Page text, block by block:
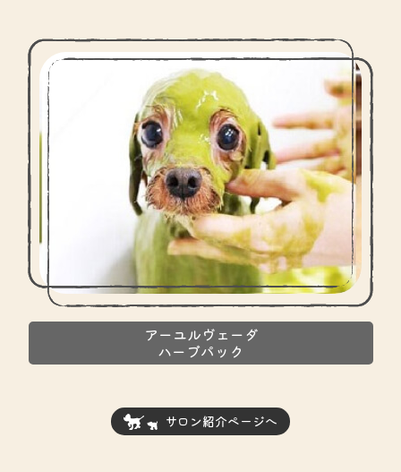
アーユルヴェーダ
ハーブパック
サロン紹介ページへ